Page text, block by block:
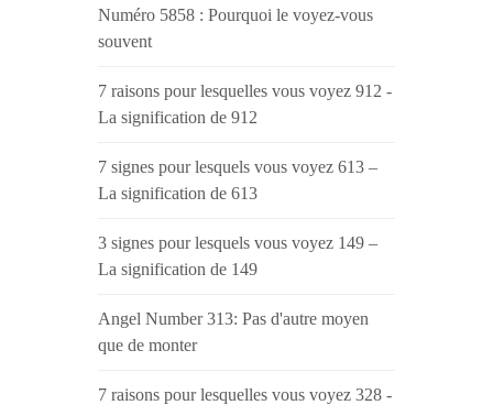
Numéro 5858 : Pourquoi le voyez-vous
souvent
7 raisons pour lesquelles vous voyez 912 -
La signification de 912
7 signes pour lesquels vous voyez 613 –
La signification de 613
3 signes pour lesquels vous voyez 149 –
La signification de 149
Angel Number 313: Pas d'autre moyen
que de monter
7 raisons pour lesquelles vous voyez 328 -